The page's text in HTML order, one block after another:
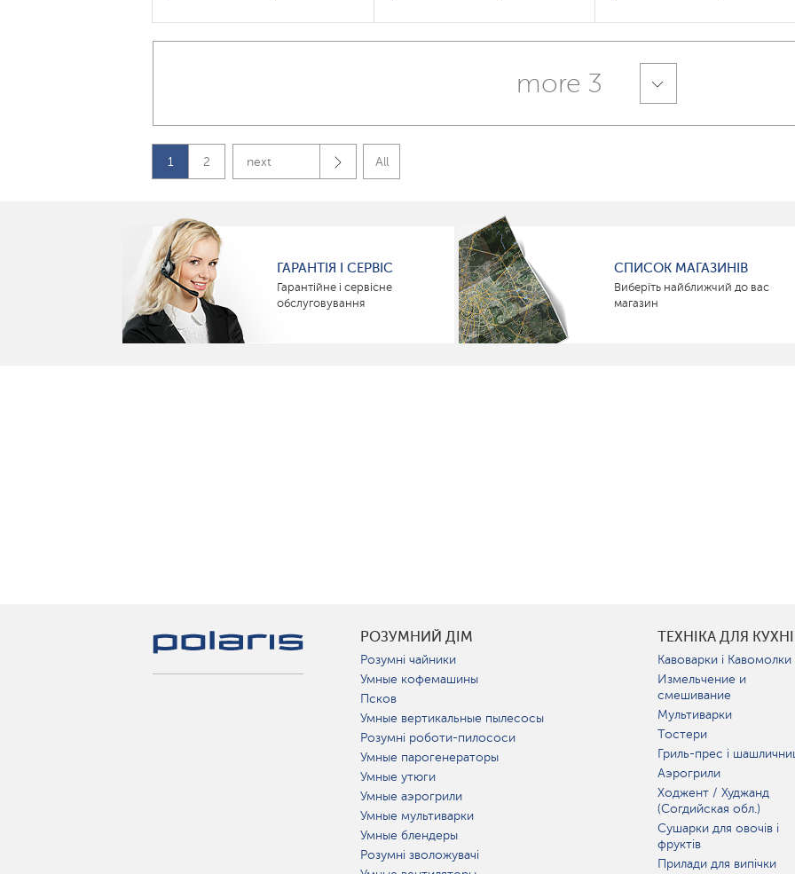
more 3
1 2 next All
ГАРАНТІЯ І СЕРВІС
Гарантійне і сервісне
обслуговування
СПИСОК МАГАЗИНІВ
Виберіть найближчий до вас
магазин
РОЗУМНИЙ ДІМ
Розумні чайники
Умные кофемашины
Псков
Умные вертикальные пылесосы
Розумні роботи-пилососи
Умные парогенераторы
Умные утюги
Умные аэрогрили
Умные мультиварки
Умные блендеры
Розумні зволожувачі
ТЕХНІКА ДЛЯ КУХНІ
Кавоварки і Кавомолки
Измельчение и
смешивание
Мультиварки
Тостери
Гриль-прес і
Аэрогрили
Ходжент / Худжанд
(Согдийская обл.)
Сушарки для овочів і
фруктів
Прилади для випічки